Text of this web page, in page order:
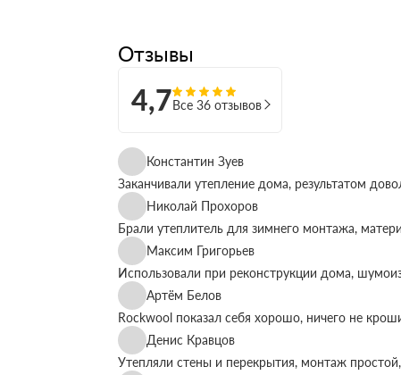
Отзывы
4,7Все 36 отзывов
Константин Зуев
Заканчивали утепление дома, результатом
Николай Прохоров
Брали утеплитель для зимнего монтажа,
Максим Григорьев
Использовали при реконструкции дома,
Артём Белов
Rockwool показал себя хорошо, ничего не
Денис Кравцов
Утепляли стены и перекрытия, монтаж